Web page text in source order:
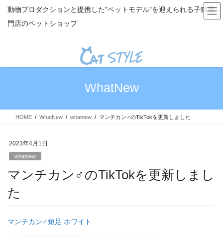
ス
ン
動物プロダクションと提携した"ペットモデル"を迎えられる子猫専
門店のペットショップ
WhatNew
HOME WhatNew whatnew マンチカン♂のTikTokを更新しました
2023年4月1日
whatnew
マンチカン♂のTikTokを更新しまし
た
マンチカン♂短足 ホワイト